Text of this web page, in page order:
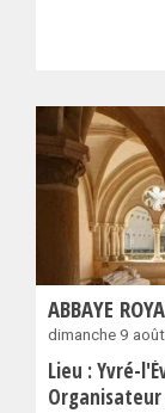
ABBAYE
dimanche 9
Lieu :Yvré-
Organisateur